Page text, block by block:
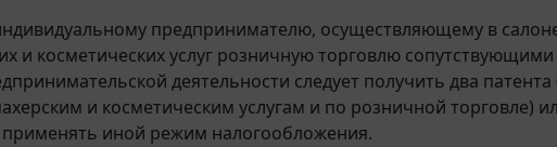
предпринимателю, осуществляющему в
и косметических услуг розничную торговлю
деятельности следует получить два
и косметическим услугам и по розничной торговле)
иной режим налогообложения.